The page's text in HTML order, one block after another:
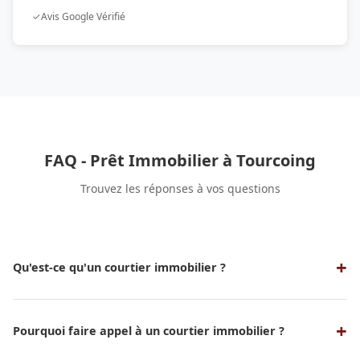
✓Avis Google Vérifié
FAQ - Prêt Immobilier à Tourcoing
Trouvez les réponses à vos questions
Qu'est-ce qu'un courtier immobilier ?
organisme de crédit pour obtenir un prêt immobilier aux
Pourquoi faire appel à un courtier immobilier ?